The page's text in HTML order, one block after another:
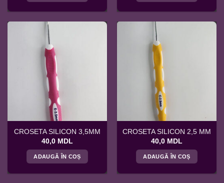
CROSETA SILICON 3,5MM
40,0 MDL
ADAUGĂ ÎN COȘ
CROSETA SILICON 2,5 MM
40,0 MDL
ADAUGĂ ÎN COȘ